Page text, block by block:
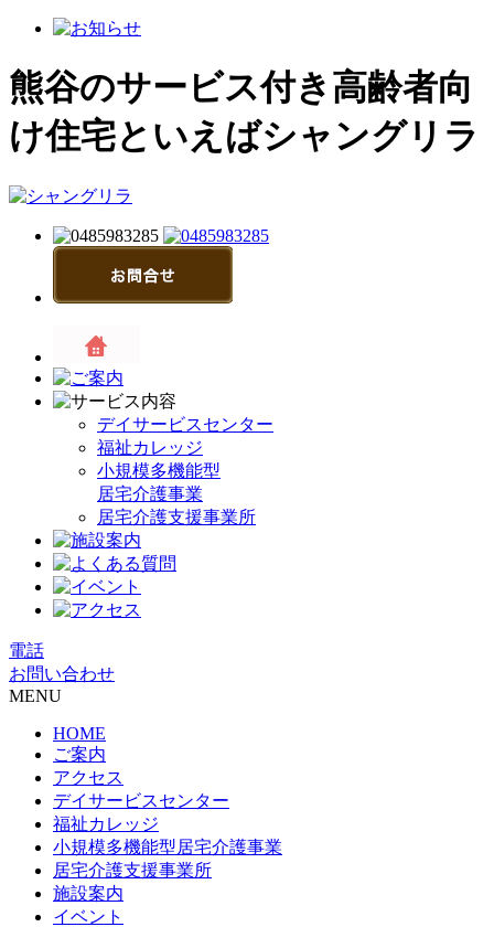
熊谷のサービス付き高齢者向
け住宅といえばシャングリラ
デイサービスセンター
福祉カレッジ
小規模多機能型
居宅介護事業
居宅介護支援事業所
電話
お問い合わせ
MENU
HOME
ご案内
アクセス
デイサービスセンター
福祉カレッジ
小規模多機能型居宅介護事業
居宅介護支援事業所
施設案内
イベント